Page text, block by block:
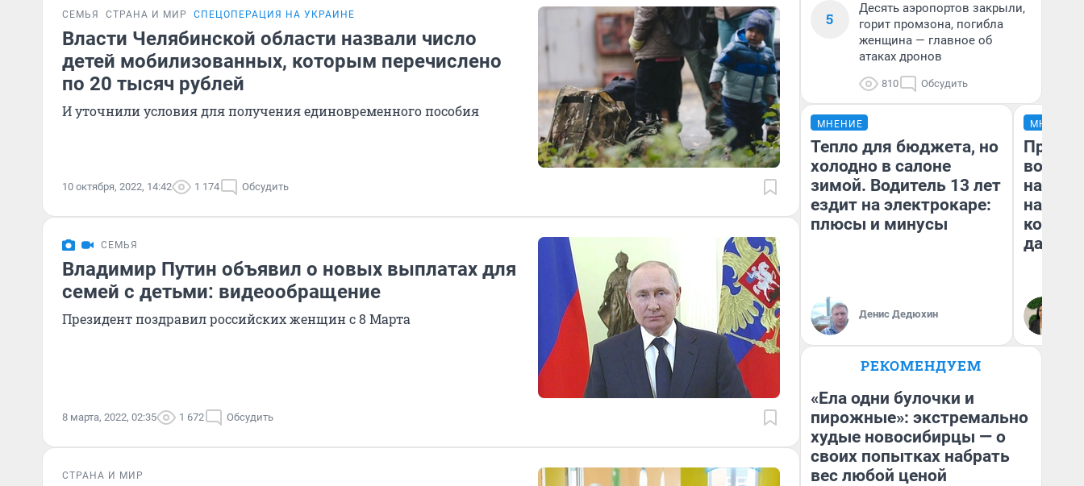
СЕМЬЯ СТРАНА И МИР СПЕЦОПЕРАЦИЯ НА УКРАИНЕ
Власти Челябинской области назвали число
детей мобилизованных, которым перечислено
по 20 тысяч рублей
И уточнили условия для получения единовременного пособия
10 октября, 2022, 14:42 1 174 Обсудить
СЕМЬЯ
Владимир Путин объявил о новых выплатах для
семей с детьми: видеообращение
Президент поздравил российских женщин с 8 Марта
8 марта, 2022, 02:35 1 672 Обсудить
СТРАНА И МИР
5
Десять аэропортов закрыли,
горит промзона, погибла
женщина — главное об
атаках дронов
810 Обсудить
МНЕНИЕ
Тепло для бюджета, но
холодно в салоне
зимой. Водитель 13 лет
ездит на электрокаре:
плюсы и минусы
Денис Дедюхин
МНЕНИЕ
нам
даже
РЕКОМЕНДУЕМ
«Ела одни булочки и
пирожные»: экстремально
худые новосибирцы — о
своих попытках набрать
вес любой ценой